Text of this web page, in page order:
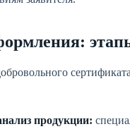
продукции: